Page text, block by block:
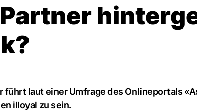
führt laut einer Umfrage des Onlineportals
illoyal zu sein.